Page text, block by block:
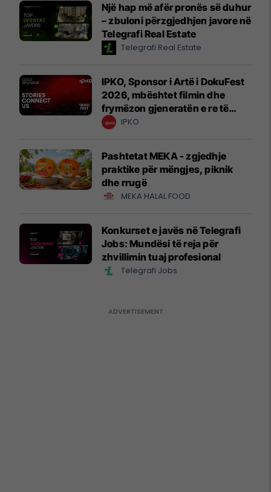
Një hap më afër pronës së duhur
– zbuloni përzgjedhjen javore në
Telegrafi Real Estate
Telegrafi Real Estate
IPKO, Sponsor i Artë i DokuFest
2026, mbështet filmin dhe
frymëzon gjeneratën e re të
krijuesve
IPKO
Pashtetat MEKA - zgjedhje
praktike për mëngjes, piknik
dhe rrugë
MEKA HALAL FOOD
Konkurset e javës në Telegrafi
Jobs: Mundësi të reja për
zhvillimin tuaj profesional
Telegrafi Jobs